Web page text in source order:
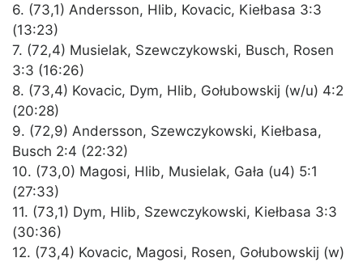
6. (73,1) Andersson, Hlib, Kovacic, Kiełbasa 3:3
(13:23)
7. (72,4) Musielak, Szewczykowski, Busch, Rosen
3:3 (16:26)
8. (73,4) Kovacic, Dym, Hlib, Gołubowskij (w/u) 4:2
(20:28)
9. (72,9) Andersson, Szewczykowski, Kiełbasa,
Busch 2:4 (22:32)
10. (73,0) Magosi, Hlib, Musielak, Gała (u4) 5:1
(27:33)
11. (73,1) Dym, Hlib, Szewczykowski, Kiełbasa 3:3
(30:36)
12. (73,4) Kovacic, Magosi, Rosen, Gołubowskij (w)